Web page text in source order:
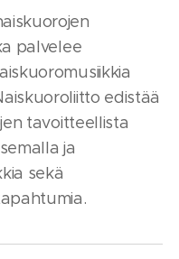
palvelee
edistää
tavoitteellista
ja
sekä